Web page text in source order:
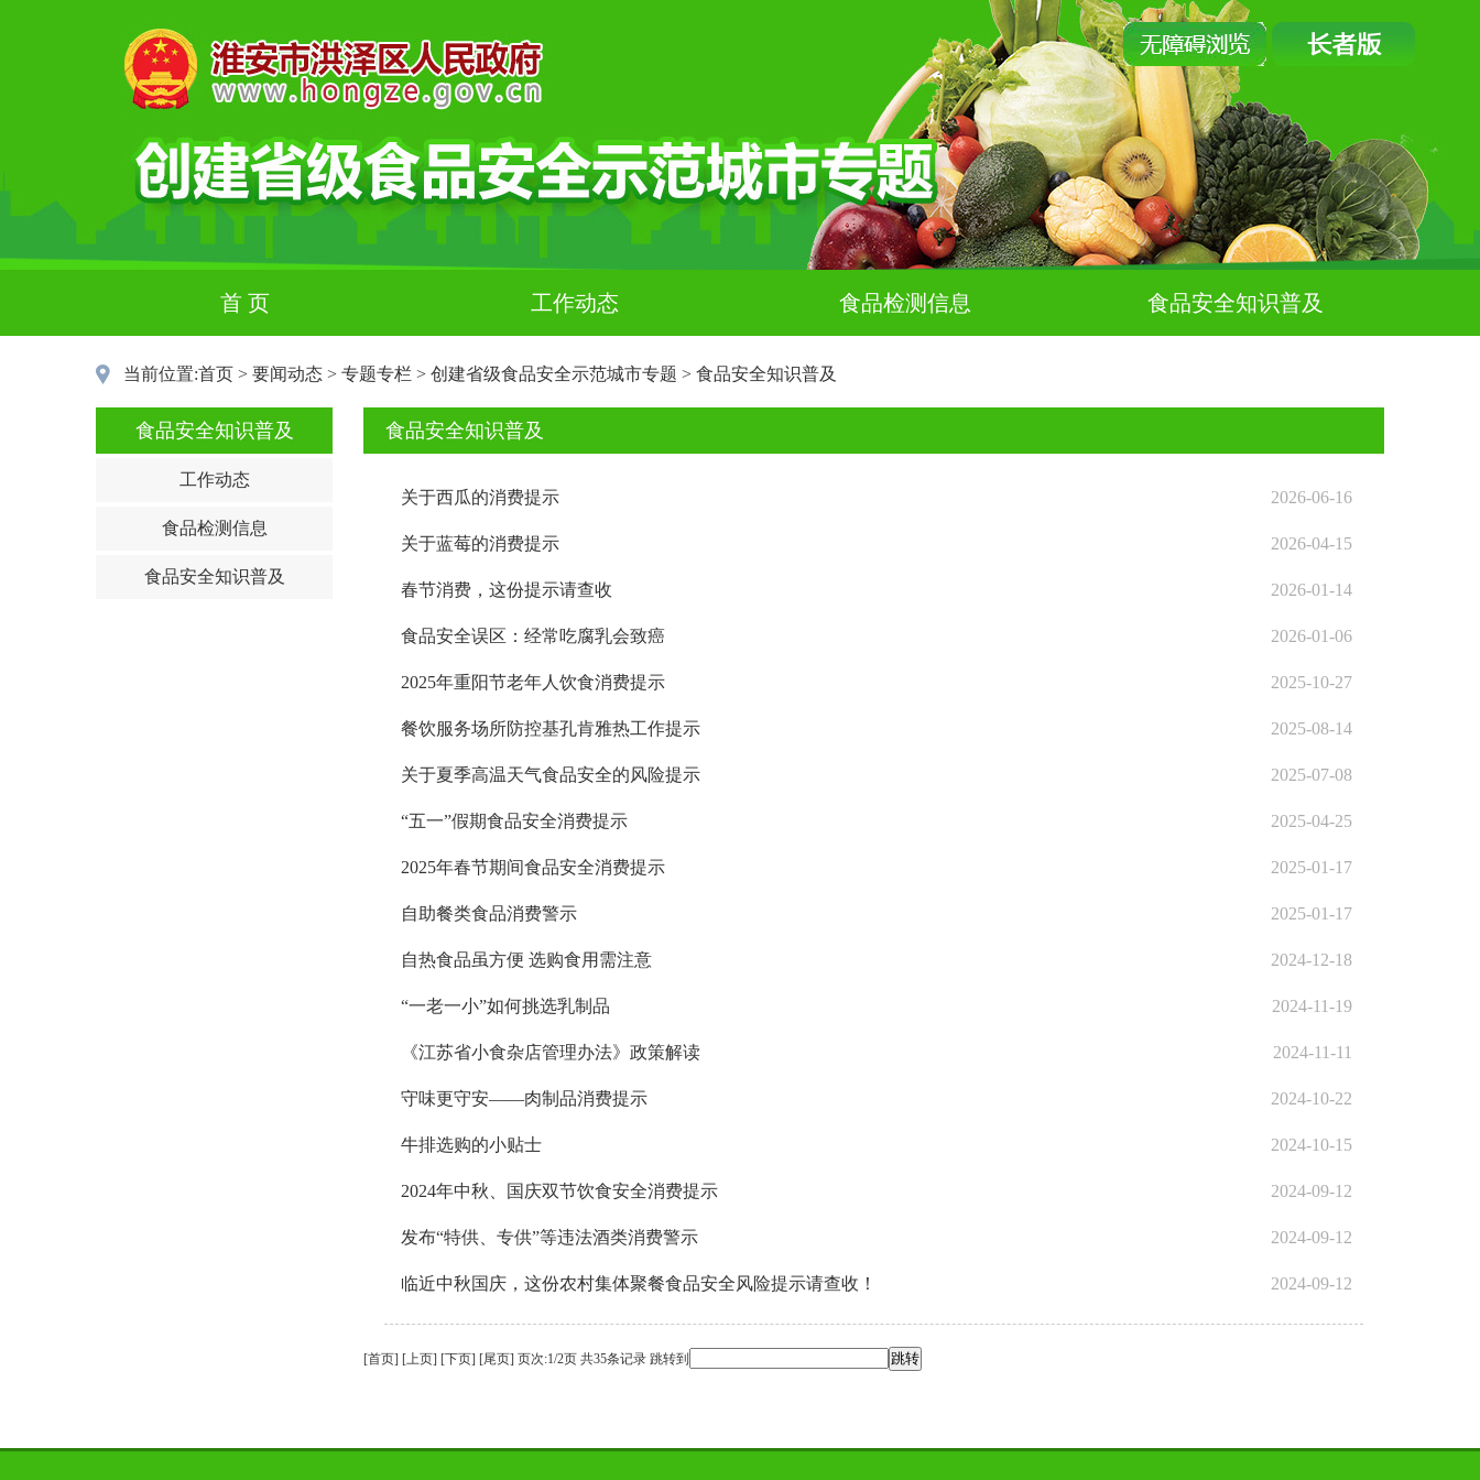
首 页 工作动态 食品检测信息 食品安全知识普及
当前位置:首页 > 要闻动态 > 专题专栏 > 创建省级食品安全示范城市专题 > 食品安全知识普及
食品安全知识普及
工作动态
食品检测信息
食品安全知识普及
食品安全知识普及
2026-06-16
关于西瓜的消费提示
2026-04-15
关于蓝莓的消费提示
2026-01-14
春节消费，这份提示请查收
2026-01-06
食品安全误区：经常吃腐乳会致癌
2025-10-27
2025年重阳节老年人饮食消费提示
2025-08-14
餐饮服务场所防控基孔肯雅热工作提示
2025-07-08
关于夏季高温天气食品安全的风险提示
2025-04-25
“五一”假期食品安全消费提示
2025-01-17
2025年春节期间食品安全消费提示
2025-01-17
自助餐类食品消费警示
2024-12-18
自热食品虽方便 选购食用需注意
2024-11-19
“一老一小”如何挑选乳制品
2024-11-11
《江苏省小食杂店管理办法》政策解读
2024-10-22
守味更守安——肉制品消费提示
2024-10-15
牛排选购的小贴士
2024-09-12
2024年中秋、国庆双节饮食安全消费提示
2024-09-12
发布“特供、专供”等违法酒类消费警示
2024-09-12
临近中秋国庆，这份农村集体聚餐食品安全风险提示请查收！
[首页] [上页] [下页] [尾页] 页次:1/2页 共35条记录 跳转到